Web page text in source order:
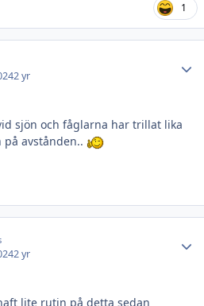
1
2 yr
sjön och fåglarna har trillat lika
avstånden..
2 yr
lite rutin på detta sedan